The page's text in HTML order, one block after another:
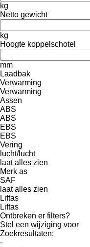
kg
Netto gewicht
kg
Hoogte koppelschotel
mm
Laadbak
Verwarming
Verwarming
Assen
ABS
ABS
EBS
EBS
Vering
lucht/lucht
laat alles zien
Merk as
SAF
laat alles zien
Liftas
Liftas
Ontbreken er filters?
Stel een wijziging voor
Zoekresultaten:
-